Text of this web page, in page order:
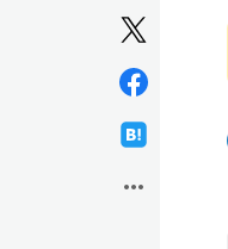
more_horiz